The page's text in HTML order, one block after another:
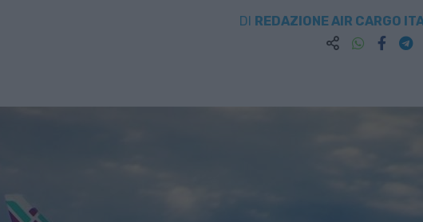
DI REDAZIONE AIR CARGO